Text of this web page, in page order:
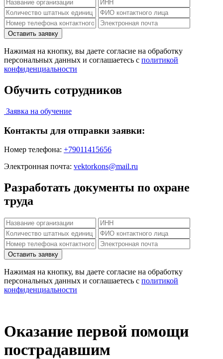
Нажимая на кнопку, вы даете согласие на обработку
персональных данных и соглашаетесь c политикой
конфиденциальности
Обучить сотрудников
Заявка на обучение
Контакты для отправки заявки:
Номер телефона: +79011415656
Электронная почта: vektorkons@mail.ru
Разработать документы по охране
труда
Нажимая на кнопку, вы даете согласие на обработку
персональных данных и соглашаетесь c политикой
конфиденциальности
Оказание первой помощи
пострадавшим